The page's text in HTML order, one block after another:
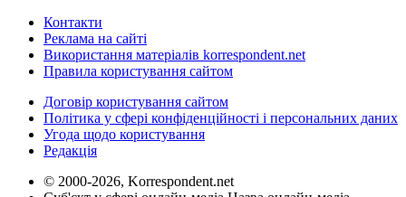
Контакти
Реклама на сайті
Використання матеріалів korrespondent.net
Правила користування сайтом
Договір користування сайтом
Політика у сфері конфіденційності і персональних даних
Угода щодо користування
Редакція
© 2000-2026, Korrespondent.net